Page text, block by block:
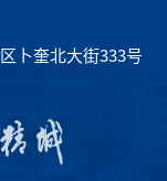
卜奎北大街333号